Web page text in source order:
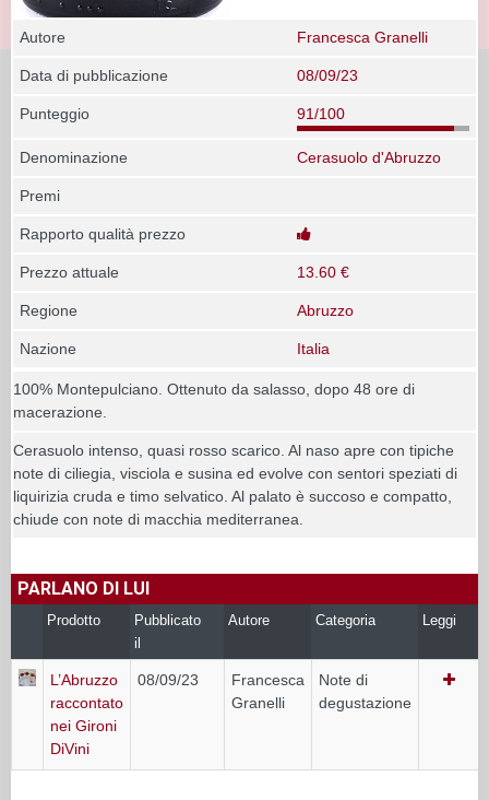
Autore Francesca Granelli
Data di pubblicazione 08/09/23
Punteggio 91/100
Denominazione Cerasuolo d'Abruzzo
Premi
Rapporto qualità prezzo
Prezzo attuale 13.60 €
Regione Abruzzo
Nazione Italia
100% Montepulciano. Ottenuto da salasso, dopo 48 ore di
macerazione.
Cerasuolo intenso, quasi rosso scarico. Al naso apre con tipiche
note di ciliegia, visciola e susina ed evolve con sentori speziati di
liquirizia cruda e timo selvatico. Al palato è succoso e compatto,
chiude con note di macchia mediterranea.
PARLANO DI LUI
Prodotto
Pubblicato
il
Autore Categoria Leggi
L’Abruzzo
raccontato
nei Gironi
DiVini
08/09/23
Francesca
Granelli
Note di
degustazione